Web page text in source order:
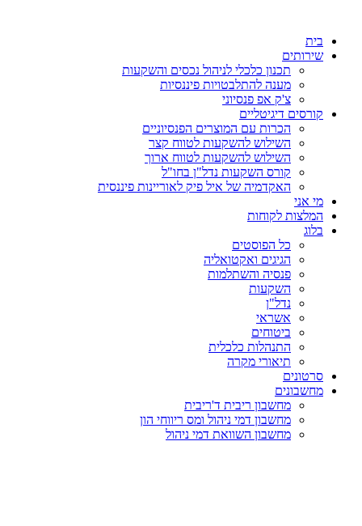
בית
שירותים
תכנון כלכלי לניהול נכסים והשקעות
מענה להתלבטויות פיננסיות
צ'ק אפ פנסיוני
קורסים דיגיטליים
הכרות עם המוצרים הפנסיוניים
השילוש להשקעות לטווח קצר
השילוש להשקעות לטווח ארוך
קורס השקעות נדל"ן בחו"ל
האקדמיה של איל פיק לאוריינות פיננסית
מי אני
המלצות לקוחות
בלוג
כל הפוסטים
הגיגים ואקטואליה
פנסיה והשתלמות
השקעות
נדל"ן
אשראי
ביטוחים
התנהלות כלכלית
תיאורי מקרה
סרטונים
מחשבונים
מחשבון ריבית ד'ריבית
מחשבון דמי ניהול ומס ריווחי הון
מחשבון השוואת דמי ניהול